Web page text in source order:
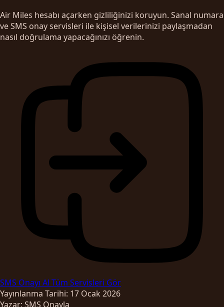
Air Miles hesabı açarken gizliliğinizi koruyun. Sanal numara
ve SMS onay servisleri ile kişisel verilerinizi paylaşmadan
nasıl doğrulama yapacağınızı öğrenin.
SMS Onayı Al Tüm Servisleri Gör
Yayınlanma Tarihi: 17 Ocak 2026
Yazar: SMS Onayla